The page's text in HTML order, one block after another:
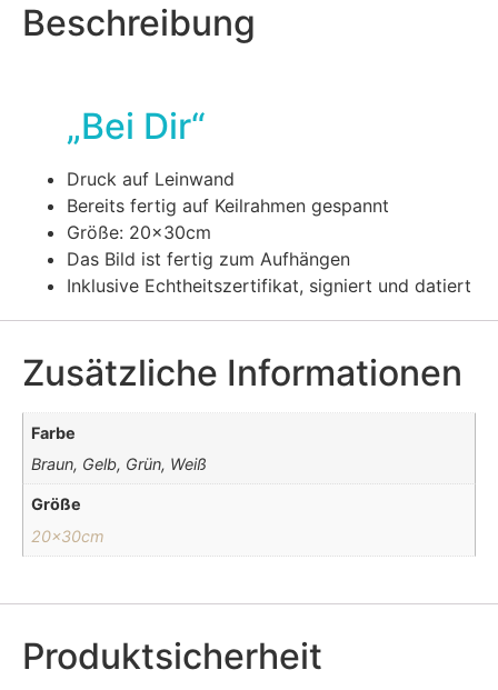
Beschreibung
„Bei Dir“
Druck auf Leinwand
Bereits fertig auf Keilrahmen gespannt
Größe: 20x30cm
Das Bild ist fertig zum Aufhängen
Inklusive Echtheitszertifikat, signiert und datiert
Zusätzliche Informationen
Farbe
Braun, Gelb, Grün, Weiß
Größe
20x30cm
Produktsicherheit